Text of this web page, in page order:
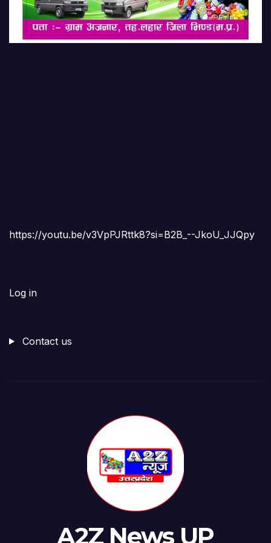
https://youtu.be/v3VpPJRttk8?si=B2B_--JkoU_JJQpy
Log in
Contact us
A2Z News UP